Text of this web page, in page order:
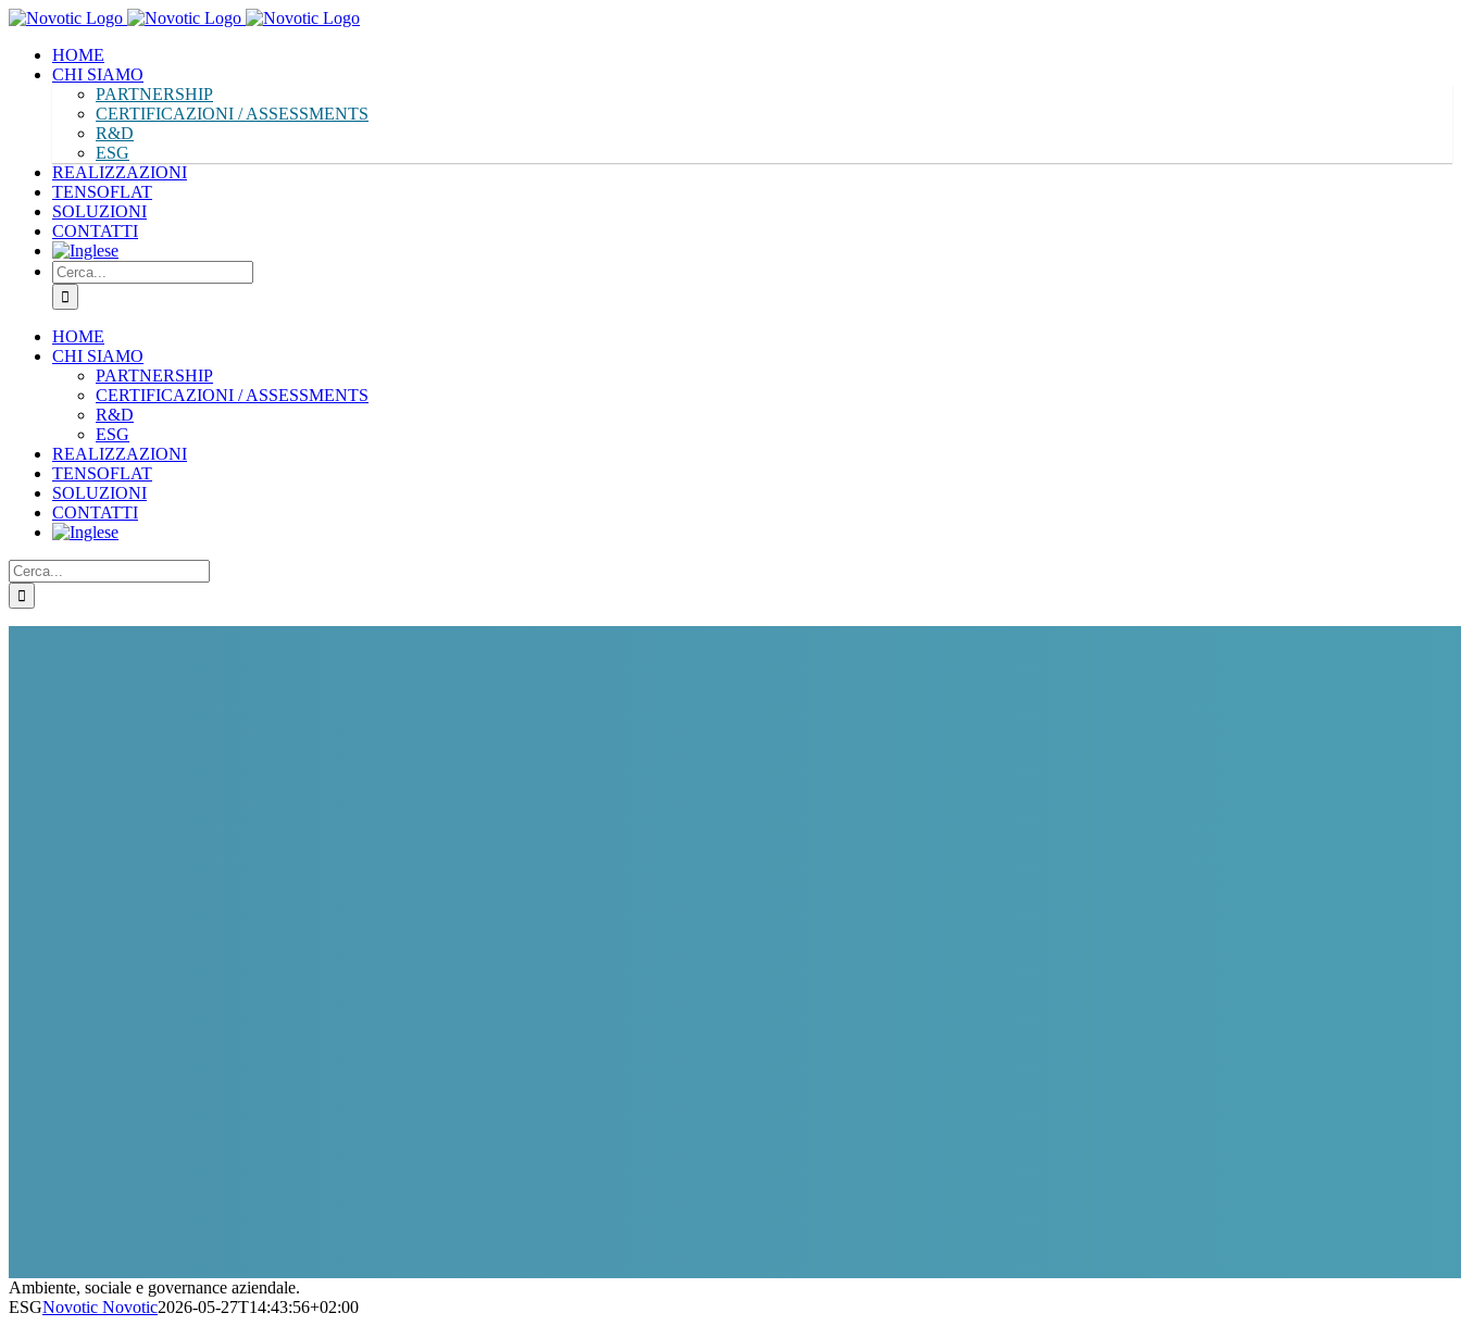
Salta
contenutoHOME
CHI SIAMO
PARTNERSHIP
CERTIFICAZIONI / ASSESSMENTS
R&D
ESG
REALIZZAZIONI
TENSOFLAT
SOLUZIONI
CONTATTI
Cerca
per:
HOME
CHI SIAMO
PARTNERSHIP
CERTIFICAZIONI / ASSESSMENTS
R&D
ESG
REALIZZAZIONI
TENSOFLAT
SOLUZIONI
CONTATTI
Cerca
per:
Ambiente, sociale e governance aziendale.
ESGNovotic Novotic2026-05-27T14:43:56+02:00